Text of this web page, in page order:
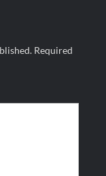
Required